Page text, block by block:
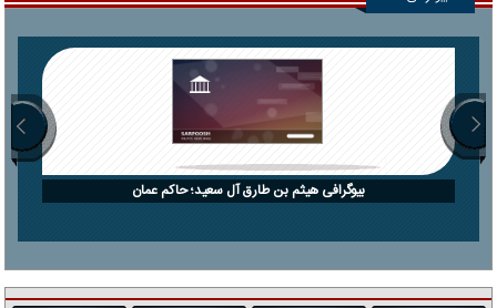
بیوگرافی هیثم بن طارق آل سعید؛ حاکم عمان